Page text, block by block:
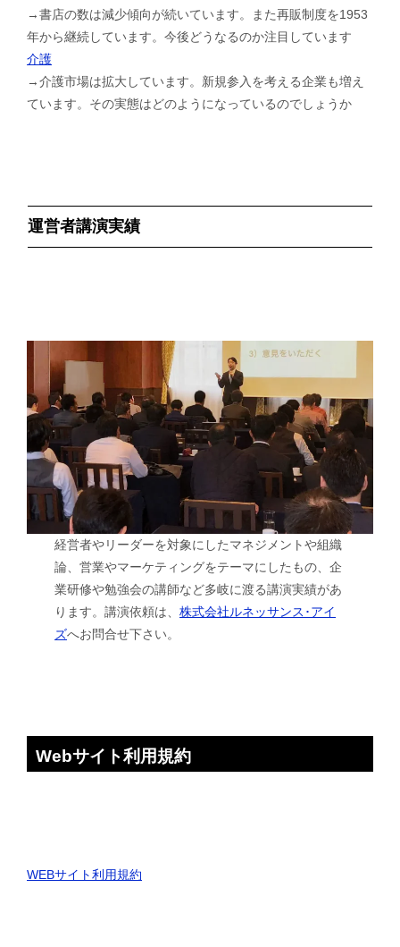
→書店の数は減少傾向が続いています。また再販制度を1953
年から継続しています。今後どうなるのか注目しています
介護
→介護市場は拡大しています。新規参入を考える企業も増え
ています。その実態はどのようになっているのでしょうか
運営者講演実績
経営者やリーダーを対象にしたマネジメントや組織
論、営業やマーケティングをテーマにしたもの、企
業研修や勉強会の講師など多岐に渡る講演実績があ
ります。講演依頼は、株式会社ルネッサンス･アイ
ズへお問合せ下さい。
Webサイト利用規約
WEBサイト利用規約